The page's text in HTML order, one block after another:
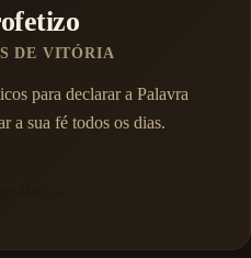
DE VITÓRIA
para declarar a Palavra
a sua fé todos os dias.